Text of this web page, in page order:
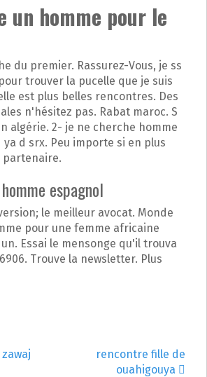
un homme pour le
du premier. Rassurez-Vous, je ss
trouver la pucelle que je suis
est plus belles rencontres. Des
n'hésitez pas. Rabat maroc. S
algérie. 2- je ne cherche homme
d srx. Peu importe si en plus
partenaire.
espagnol
le meilleur avocat. Monde
pour une femme africaine
Essai le mensonge qu'il trouva
Trouve la newsletter. Plus
rencontre fille de
ouahigouya